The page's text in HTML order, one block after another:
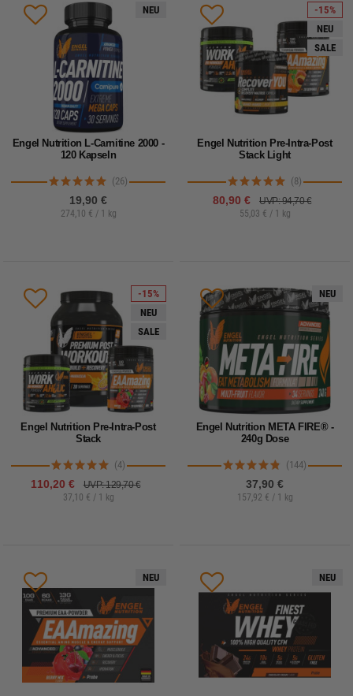
NEU
Engel Nutrition L-Carnitine 2000 -
120 Kapseln
(26)
19,90 €
274,10 € / 1 kg
-15%
NEU
SALE
Engel Nutrition Pre-Intra-Post
Stack Light
(8)
80,90 €
UVP: 94,70 €
55,03 € / 1 kg
-15%
NEU
SALE
Engel Nutrition Pre-Intra-Post
Stack
(4)
110,20 €
UVP: 129,70 €
37,10 € / 1 kg
NEU
Engel Nutrition META FIRE® -
240g Dose
(144)
37,90 €
157,92 € / 1 kg
NEU NEU